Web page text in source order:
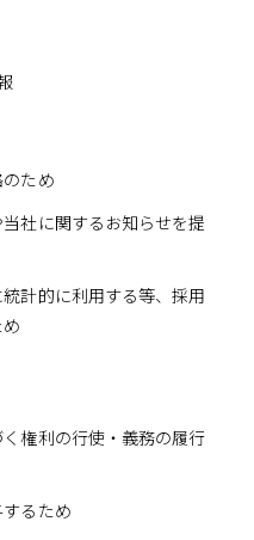
ため
社に関するお知らせを提
計的に利用する等、採用
権利の行使・義務の履行
るため